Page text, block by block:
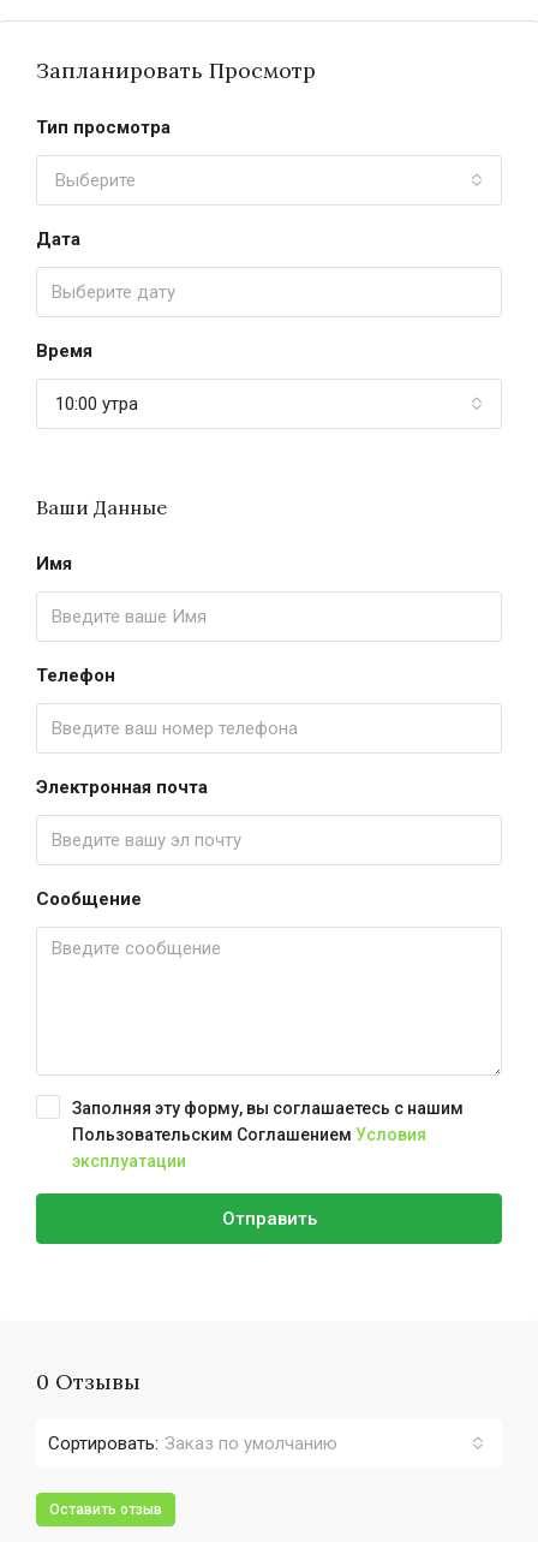
Запланировать Просмотр
Тип просмотра
Выберите
Дата
Время
10:00 утра
Ваши Данные
Имя
Телефон
Электронная почта
Сообщение
Заполняя эту форму, вы соглашаетесь с нашим
Пользовательским Соглашением Условия
эксплуатации
Отправить
0 Отзывы
Сортировать: Заказ по умолчанию
Оставить отзыв